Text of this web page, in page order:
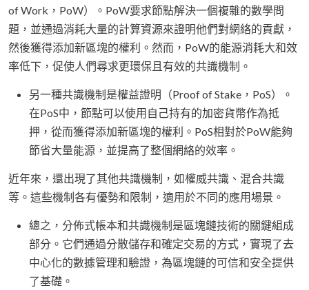
of Work，PoW）。PoW要求節點解決一個複雜的數學問
題，並通過消耗大量的計算資源來證明他們對網絡的貢獻，
然後獲得添加新區塊的權利。然而，PoW的能源消耗大和效
率低下，促使人們尋求更環保且有效的共識機制。
另一種共識機制是權益證明（Proof of Stake，PoS）。
在PoS中，節點可以使用自己持有的加密貨幣作為抵
押，從而獲得添加新區塊的權利。PoS相對於PoW能夠
節省大量能源，並提高了整個網絡的效率。
近年來，還出現了其他共識機制，如權威共識、混合共識
等。這些機制各有優勢和限制，適用於不同的應用場景。
總之，分佈式帳本和共識機制是區塊鏈技術的關鍵組成
部分。它們通過分散儲存和確定交易的方式，實現了去
中心化的數據管理和驗證，為區塊鏈的可信和安全提供
了基礎。